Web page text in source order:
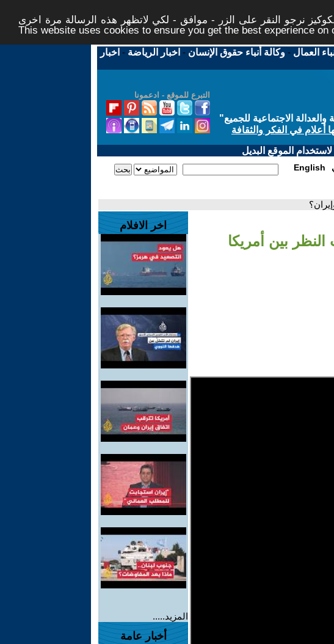
نرجو النقر على الزر - موافق - لكي لاتظهر هذه الرسالة مرة اخرى -
This website uses cookies to ensure you get the best experience on
العمال -وكالة أنباء حقوق الإنسان - اخبار الرياضة - اخبار
التبرع للموقع - ادعمونا
الاجتماعية للجميع"
أعلام في الفكر والثقافة
الموقع البديل
English
بين أمريكا
اخر الافلام
المزيد.....
أخبار عامة